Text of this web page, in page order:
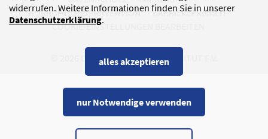
widerrufen. Weitere Informationen finden Sie in unserer
Datenschutzerklärung.
alles akzeptieren
nur Notwendige verwenden
KORRUPTIONSPRÄVENTION
BARRIEREFREIHEIT
COOKIE-EINSTELLUNGEN BEARBEITEN
© 2026 DEUTSCHES JUGENDINSTITUT E.V.